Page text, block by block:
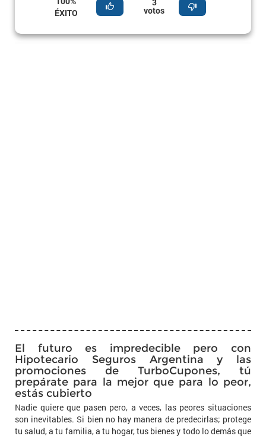
ÉXITO
votos
El futuro es impredecible pero con
Hipotecario Seguros Argentina y las
promociones de TurboCupones, tú
prepárate para la mejor que para lo peor,
estás cubierto
Nadie quiere que pasen pero, a veces, las peores situaciones
son inevitables. Si bien no hay manera de predecirlas; protege
tu salud, a tu familia, a tu hogar, tus bienes y todo lo demás que